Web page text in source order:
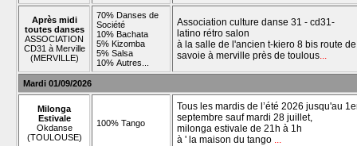
Après midi
toutes danses
ASSOCIATION
CD31 à Merville
(MERVILLE)
70% Danses de
Société
10% Bachata
5% Kizomba
5% Salsa
10% Autres...
Association culture danse 31 - cd31-
latino rétro salon
à la salle de l'ancien t-kiero 8 bis route de
savoie à merville près de toulous...
Mardi 01/09/2026
Milonga
Estivale
Okdanse
(TOULOUSE)
100% Tango
Tous les mardis de l’été 2026 jusqu'au
septembre sauf mardi 28 juillet,
milonga estivale de 21h à 1h
à ' la maison du tango ...